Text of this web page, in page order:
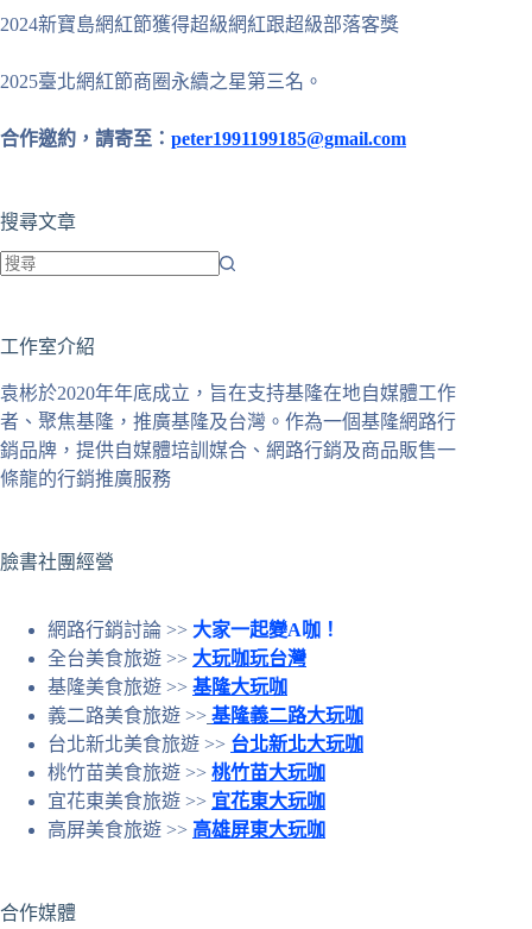
2024新寶島網紅節獲得超級網紅跟超級部落客獎
2025臺北網紅節商圈永續之星第三名。
合作邀約，請寄至： peter1991199185@gmail.com
搜尋文章
到
合
條
件
的
果
工作室介紹
袁彬於2020年年底成立，旨在支持基隆在地自媒體工作
者、聚焦基隆，推廣基隆及台灣。作為一個基隆網路行
銷品牌，提供自媒體培訓媒合、網路行銷及商品販售一
條龍的行銷推廣服務
臉書社團經營
網路行銷討論 >> 大家一起變A咖！
全台美食旅遊 >> 大玩咖玩台灣
基隆美食旅遊 >> 基隆大玩咖
義二路美食旅遊 >> 基隆義二路大玩咖
台北新北美食旅遊 >> 台北新北大玩咖
桃竹苗美食旅遊 >> 桃竹苗大玩咖
宜花東美食旅遊 >> 宜花東大玩咖
高屏美食旅遊 >> 高雄屏東大玩咖
合作媒體